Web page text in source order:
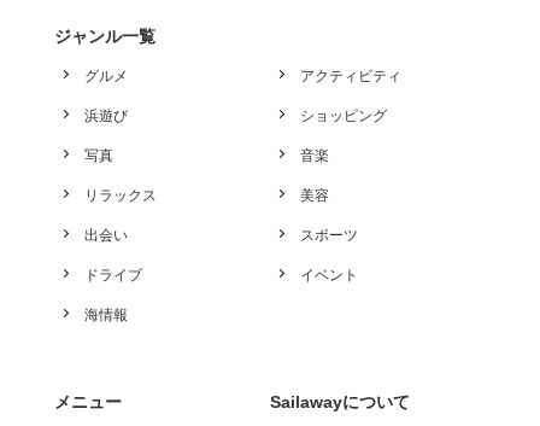
ジャンル一覧
グルメ アクティビティ
浜遊び ショッピング
写真 音楽
リラックス 美容
出会い スポーツ
ドライブ イベント
海情報
メニュー Sailawayについて